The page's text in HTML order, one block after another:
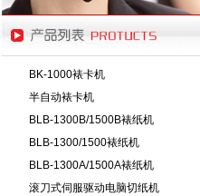
BK-1000裱卡机
半自动裱卡机
BLB-1300B/1500B裱纸机
BLB-1300/1500裱纸机
BLB-1300A/1500A裱纸机
滚刀式伺服驱动电脑切纸机